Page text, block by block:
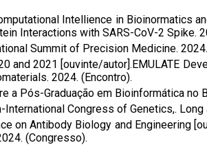
Intellience in Bioinormatics
Interactions with SARS-CoV-2 Spike.
Summit of Precision Medicine.
and 2021 [ouvinte/autor].EMULATE
2024. (Encontro).
a Pós-Graduação em Bioinformática no
International Congress of Genetics,.
on Antibody Biology and Engineering
(Congresso).